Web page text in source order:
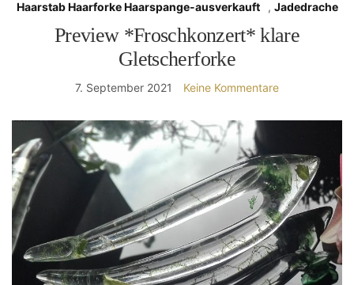
Haarstab Haarforke Haarspange-ausverkauft , Jadedrache
Preview *Froschkonzert* klare
Gletscherforke
7. September 2021 Keine Kommentare